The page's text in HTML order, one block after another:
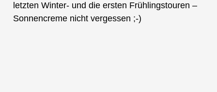
letzten Winter- und die ersten Frühlingstouren –
Sonnencreme nicht vergessen ;-)